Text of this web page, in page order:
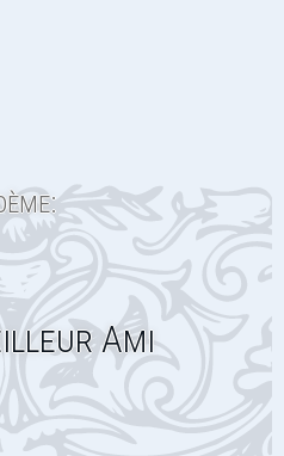
Ami